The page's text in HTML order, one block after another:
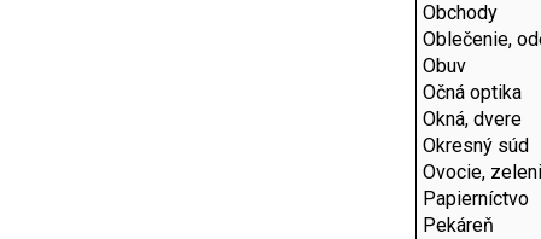
Obchody
Oblečenie,
Obuv
Očná optika
Okná, dvere
Okresný súd
Ovocie,
Papierníctvo
Pekáreň